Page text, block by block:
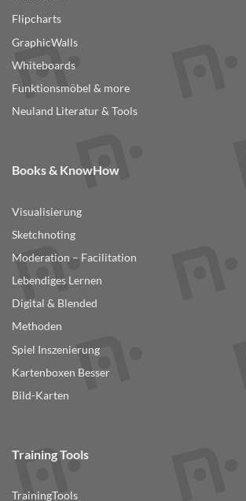
Flipcharts
GraphicWalls
Whiteboards
Funktionsmöbel & more
Neuland Literatur & Tools
Books & KnowHow
Visualisierung
Sketchnoting
Moderation – Facilitation
Lebendiges Lernen
Digital & Blended
Methoden
Spiel Inszenierung
Kartenboxen Besser
Bild-Karten
Training Tools
TrainingTools